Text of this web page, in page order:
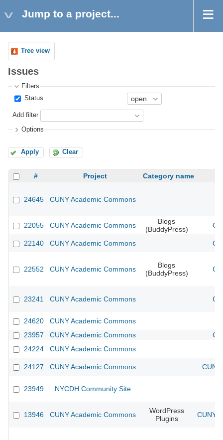
Jump to a project...
Tree view
Issues
Filters
Status
Add filter
Options
Apply Clear
# Project Category name
24645 CUNY Academic Commons
22055 CUNY Academic Commons
Blogs
(BuddyPress)
22140 CUNY Academic Commons
22552 CUNY Academic Commons
Blogs
(BuddyPress)
23241 CUNY Academic Commons
24620
CUNY Academic Commons
23957
CUNY Academic Commons
24224
CUNY Academic Commons
24127 CUNY Academic Commons
23949 NYCDH Community Site
13946 CUNY Academic Commons
WordPress
Plugins
CUNY